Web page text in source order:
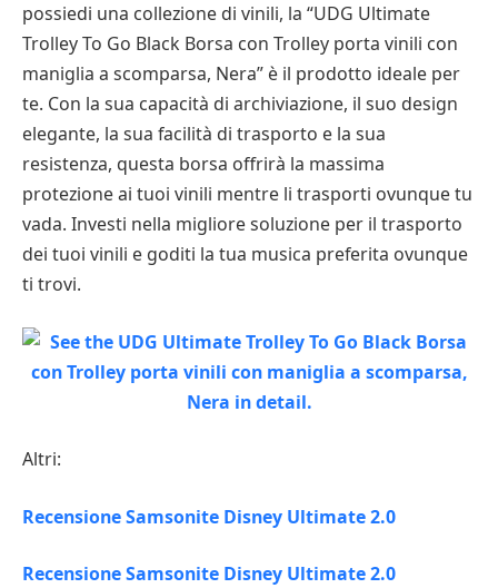
possiedi una collezione di vinili, la “UDG Ultimate
Trolley To Go Black Borsa con Trolley porta vinili con
maniglia a scomparsa, Nera” è il prodotto ideale per
te. Con la sua capacità di archiviazione, il suo design
elegante, la sua facilità di trasporto e la sua
resistenza, questa borsa offrirà la massima
protezione ai tuoi vinili mentre li trasporti ovunque tu
vada. Investi nella migliore soluzione per il trasporto
dei tuoi vinili e goditi la tua musica preferita ovunque
ti trovi.
Altri:
Recensione Samsonite Disney Ultimate 2.0
Recensione Samsonite Disney Ultimate 2.0